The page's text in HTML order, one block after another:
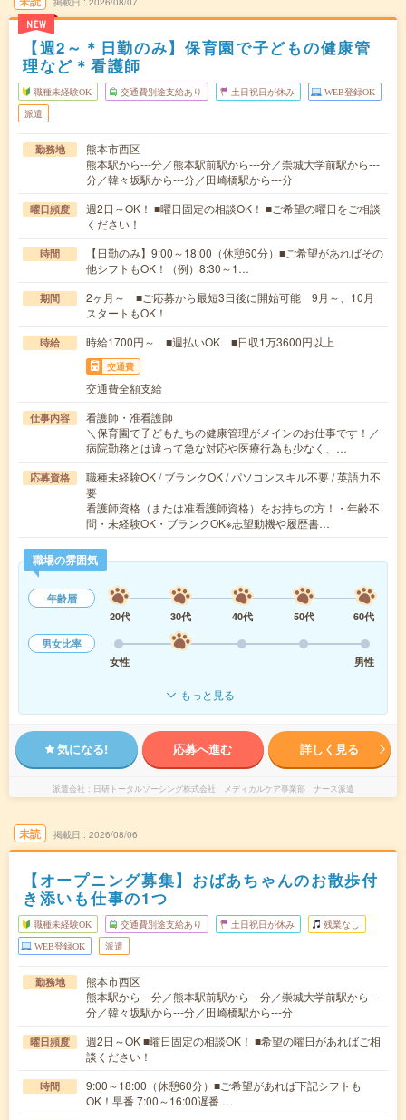
NEW
【週2～＊日勤のみ】保育園で子どもの健康管
理など＊看護師
職種未経験OK 交通費別途支給あり 土日祝日が休み WEB登録OK
派遣
勤務地
熊本市西区
熊本駅から---分／熊本駅前駅から---分／崇城大学前駅から---
分／韓々坂駅から---分／田崎橋駅から---分
曜日頻度
週2日～OK！ ■曜日固定の相談OK！ ■ご希望の曜日をご相談
ください！
時間
【日勤のみ】9:00～18:00（休憩60分）■ご希望があればその
他シフトもOK！（例）8:30～1…
期間
2ヶ月～ ■ご応募から最短3日後に開始可能 9月～、10月
スタートもOK！
時給 時給1700円～ ■週払いOK ■日収1万3600円以上
交通費
交通費全額支給
仕事内容
看護師・准看護師
＼保育園で子どもたちの健康管理がメインのお仕事です！／
病院勤務とは違って急な対応や医療行為も少なく、…
応募資格
職種未経験OK / ブランクOK / パソコンスキル不要 / 英語力不
要
看護師資格（または准看護師資格）をお持ちの方！・年齢不
問・未経験OK・ブランクOK※志望動機や履歴書…
職場の雰囲気
年齢層
20代
30代 40代 50代
60代
男女比率
女性
男性
もっと見る
気になる! 応募へ進む 詳しく見る
派遣会社 日研トータルソーシング株式会社 メディカルケア事業部 ナース派遣
未読 掲載日 2026/08/06
【オープニング募集】おばあちゃんのお散歩付
き添いも仕事の1つ
職種未経験OK 交通費別途支給あり 土日祝日が休み 残業なし
WEB登録OK 派遣
勤務地
熊本市西区
熊本駅から---分／熊本駅前駅から---分／崇城大学前駅から---
分／韓々坂駅から---分／田崎橋駅から---分
曜日頻度
週2日～OK ■曜日固定の相談OK！ ■希望の曜日があればご相
談ください！
時間
9:00～18:00（休憩60分）■ご希望があれば下記シフトも
OK！早番 7:00～16:00遅番 …